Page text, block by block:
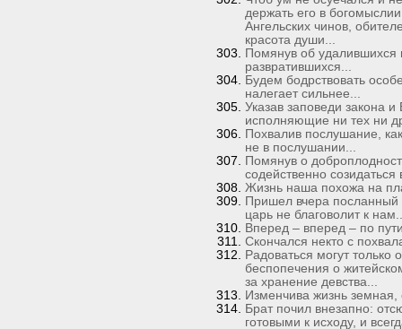
держать его в
Ангельских чинов,
красота души...
Помянув об удалившихся
развратившихся...
Будем бодрствовать
налегает сильнее...
Указав заповеди закона
исполняющие ни тех ни
Похвалив послушание,
не в послушании...
Помянув о
содейственно
Жизнь наша похожа на
Пришел вчера посланный
царь не благоволит к
Вперед – вперед – по
Скончался некто с
Радоваться могут
беспопечения о
за хранение девства...
Изменчива жизнь
Брат почил внезапно:
готовыми к исходу, и